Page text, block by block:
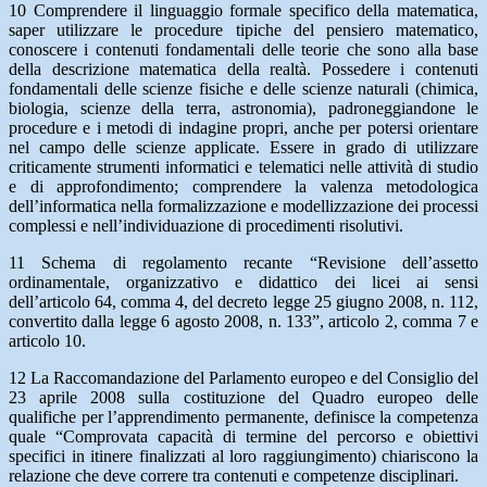
10 Comprendere il linguaggio formale specifico della matematica,
saper utilizzare le procedure tipiche del pensiero matematico,
conoscere i contenuti fondamentali delle teorie che sono alla base
della descrizione matematica della realtà. Possedere i contenuti
fondamentali delle scienze fisiche e delle scienze naturali (chimica,
biologia, scienze della terra, astronomia), padroneggiandone le
procedure e i metodi di indagine propri, anche per potersi orientare
nel campo delle scienze applicate. Essere in grado di utilizzare
criticamente strumenti informatici e telematici nelle attività di studio
e di approfondimento; comprendere la valenza metodologica
dell’informatica nella formalizzazione e modellizzazione dei processi
complessi e nell’individuazione di procedimenti risolutivi.
11 Schema di regolamento recante “Revisione dell’assetto
ordinamentale, organizzativo e didattico dei licei ai sensi
dell’articolo 64, comma 4, del decreto legge 25 giugno 2008, n. 112,
convertito dalla legge 6 agosto 2008, n. 133”, articolo 2, comma 7 e
articolo 10.
12 La Raccomandazione del Parlamento europeo e del Consiglio del
23 aprile 2008 sulla costituzione del Quadro europeo delle
qualifiche per l’apprendimento permanente, definisce la competenza
quale “Comprovata capacità di termine del percorso e obiettivi
specifici in itinere finalizzati al loro raggiungimento) chiariscono la
relazione che deve correre tra contenuti e competenze disciplinari.